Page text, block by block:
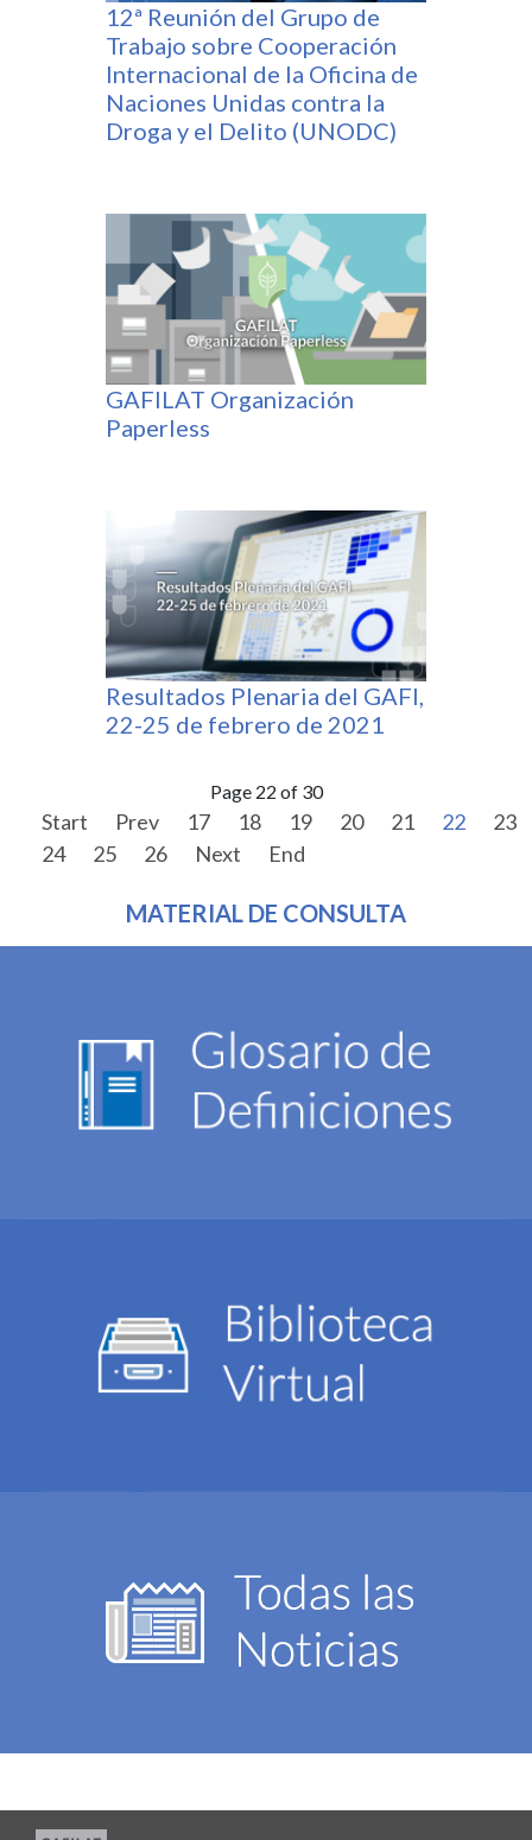
12ª Reunión del Grupo de
Trabajo sobre Cooperación
Internacional de la Oficina de
Naciones Unidas contra la
Droga y el Delito (UNODC)
GAFILAT Organización
Paperless
Resultados Plenaria del GAFI,
22-25 de febrero de 2021
Page 22 of 30
Start Prev 17 18 19 20 21 22
23
24
25 26 Next End
MATERIAL DE CONSULTA